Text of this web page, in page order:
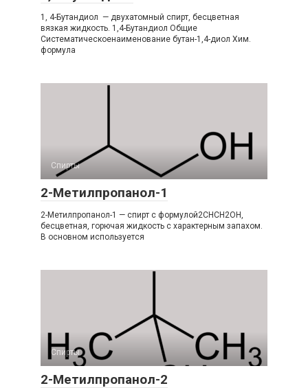
1, 4-Бутандиол — двухатомный спирт, бесцветная
вязкая жидкость. 1,4-​Бутандиол Общие
Систематическоенаименование бутан-​1,4-​диол Хим.
формула
Спирты
2-Метилпропанол-1
2-Метилпропанол-1 — спирт с формулой2CHCH2OH,
бесцветная, горючая жидкость с характерным запахом.
В основном используется
Спирты
2-Метилпропанол-2